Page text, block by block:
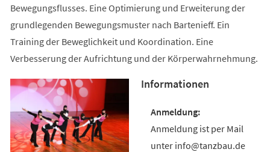
Bewegungsflusses. Eine Optimierung und Erweiterung der
grundlegenden Bewegungsmuster nach Bartenieff. Ein
Training der Beweglichkeit und Koordination. Eine
Verbesserung der Aufrichtung und der Körperwahrnehmung.
Informationen
Anmeldung ist per Mail
unter info@tanzbau.de